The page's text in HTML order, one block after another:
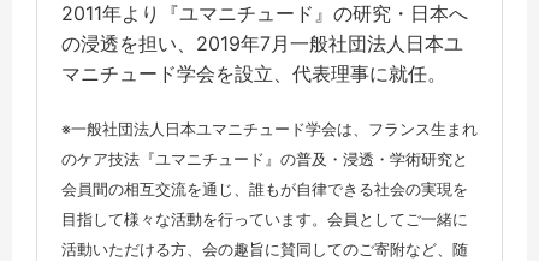
2011年より『ユマニチュード』の研究・日本へ
の浸透を担い、2019年7月一般社団法人日本ユ
マニチュード学会を設立、代表理事に就任。
※一般社団法人日本ユマニチュード学会は、フランス生まれ
のケア技法『ユマニチュード』の普及・浸透・学術研究と
会員間の相互交流を通じ、誰もが自律できる社会の実現を
目指して様々な活動を行っています。会員としてご一緒に
活動いただける方、会の趣旨に賛同してのご寄附など、随